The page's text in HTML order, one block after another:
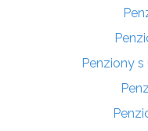
Penziony